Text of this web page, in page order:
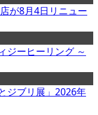
が8月4日リニュー
ジーヒーリング ～
ジブリ展」2026年